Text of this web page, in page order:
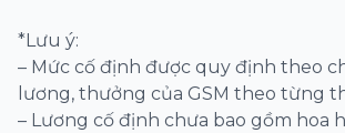
*Lưu ý:
– Mức cố định được quy định theo
lương, thưởng của GSM theo từng
– Lương cố định chưa bao gồm hoa